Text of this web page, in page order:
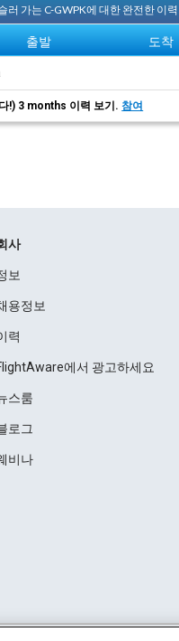
러 가는 C-GWPK에 대한 완전한 이
출발 도착
!) 3 months 이력 보기.참여
사
보
용정보
력
에서 광고하세요
스룸
로그
비나